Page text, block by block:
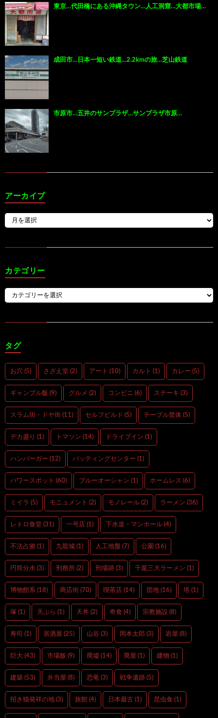
東京…代田橋にある沖縄タウン…人工洞窟…大都市場…
成田市…日本一短い鉄道…2.2kmの旅…芝山鉄道
市原市…五井のサンプラザ…サンプラザ市原…
アーカイブ
カテゴリー
タグ
お穴 (5) さざえ堂 (2) アート (10) カルト (1) カレー (5)
ギャンブル飯 (9) グルメ (2) コンビニ (6) ステーキ (3)
スラム街・ドヤ街 (11) セルフビルド (5) テーブル筐体 (5)
デカ盛り (1) トマソン (14) ドライブイン (1)
ハンバーガー (12) バッティングセンター (1)
パワースポット (60) ブルーオーシャン (1) ホームレス (6)
ミイラ (5) モニュメント (2) モノレール (2) ラーメン (36)
レトロ食堂 (31) 一号店 (1) 下水道・マンホール (4)
不法占拠 (1) 九龍城 (1) 人工地盤 (7) 公園 (16)
円筒分水 (3) 刑務所 (2) 刑場跡 (3) 千葉三大ラーメン (1)
博物館系 (18) 商店街 (70) 喫茶店 (14) 団地 (16) 塔 (1)
塚 (1) 天ぷら (1) 天丼 (2) 奇食 (4) 宗教施設 (8)
寿司 (1) 居酒屋 (25) 山谷 (3) 岡本太郎 (3) 岩屋 (8)
巨大 (43) 市場飯 (9) 廃墟 (14) 廃屋 (1) 建物 (1)
建築 (53) 弁当屋 (8) 恐竜 (3) 戦争遺跡 (5)
招き猫発祥の地 (3) 旅館 (4) 日本最古 (1) 昆虫食 (1)